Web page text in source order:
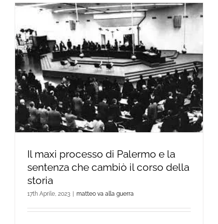
Il maxi processo di Palermo e la
sentenza che cambiò il corso della
storia
17th Aprile, 2023 matteo va alla guerra